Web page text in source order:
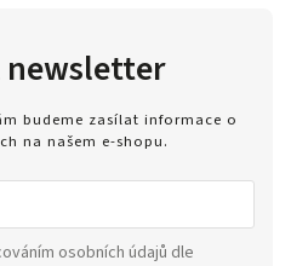
newsletter
budeme zasílat informace o
na našem e-shopu.